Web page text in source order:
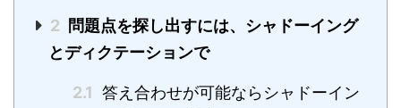
2 問題点を探し出すには、シャドーイング
とディクテーションで
2.1 答え合わせが可能ならシャドーイン